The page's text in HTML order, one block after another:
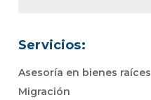
Servicios:
Asesoría en bienes raíces
Migración